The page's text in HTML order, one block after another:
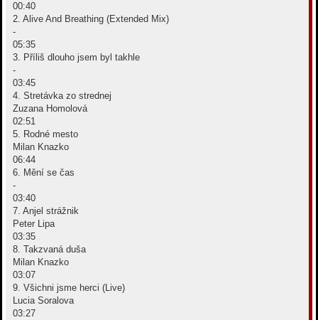
00:40
2. Alive And Breathing (Extended Mix)
-
05:35
3. Příliš dlouho jsem byl takhle
-
03:45
4. Stretávka zo strednej
Zuzana Homolová
02:51
5. Rodné mesto
Milan Knazko
06:44
6. Mění se čas
-
03:40
7. Anjel strážnik
Peter Lipa
03:35
8. Takzvaná duša
Milan Knazko
03:07
9. Všichni jsme herci (Live)
Lucia Soralova
03:27